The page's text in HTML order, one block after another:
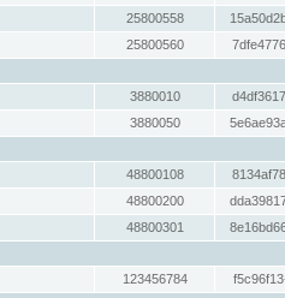
25800558
25800560
3880010
3880050
48800108
48800200
48800301
123456784